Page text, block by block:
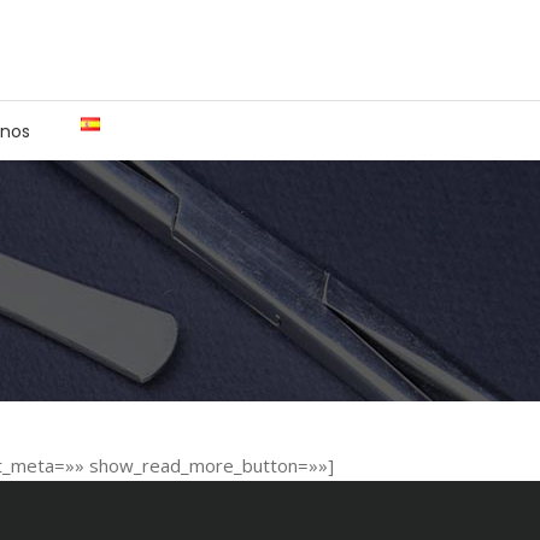
show_read_more_button=»»]